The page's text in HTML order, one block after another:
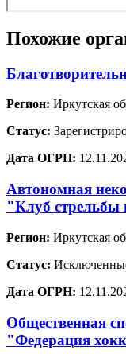
Похожие
Регион: Иркутская
Статус:
Дата ОГРН:
Автономная
"Клуб
Регион: Иркутская
Статус:
Дата ОГРН:
Общественная
"Федерация